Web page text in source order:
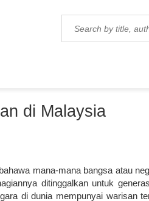
di Malaysia
mana-mana bangsa atau
ditinggalkan untuk
di dunia mempunyai warisan